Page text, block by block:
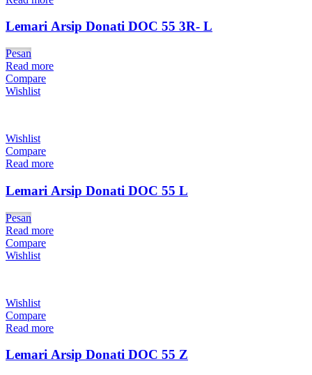
Lemari Arsip Donati DOC 55 3R- L
Pesan
Read more
Compare
Wishlist
Wishlist
Compare
Read more
Lemari Arsip Donati DOC 55 L
Pesan
Read more
Compare
Wishlist
Wishlist
Compare
Read more
Lemari Arsip Donati DOC 55 Z